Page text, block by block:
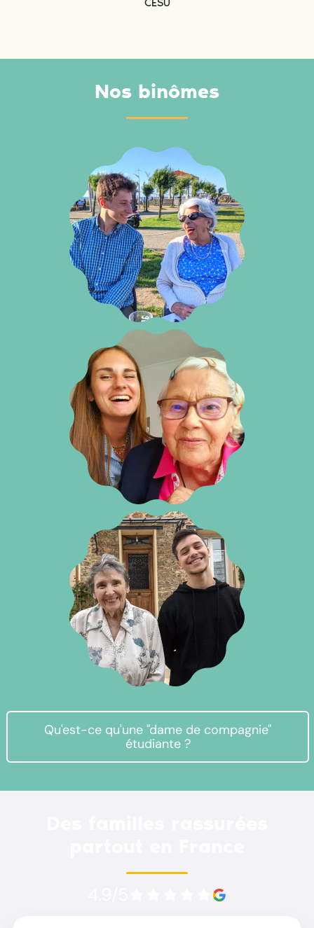
Nos binômes
Qu'est-ce qu'une "dame de compagnie"
étudiante ?